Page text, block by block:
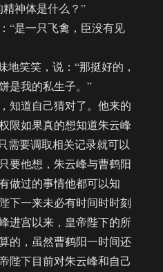
神体是什么？”
是一只飞禽，臣没有见
笑笑，说：“那挺好的，
是我的私生子。”
道自己猜对了。他来的
限如果真的想知道朱云峰
需要调取相关记录就可以
要他想，朱云峰与曹鹤阳
做过的事情他都可以知
下一来未必有时间时时刻
进宫以来，皇帝陛下的所
的，虽然曹鹤阳一时间还
陛下目前对朱云峰和自己